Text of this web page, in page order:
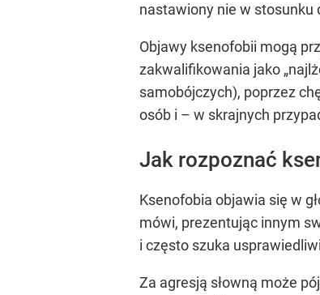
nastawiony nie w stosunku
Objawy ksenofobii mogą
zakwalifikowania jako
samobójczych), poprzez
osób i – w skrajnych
Jak rozpoznać
Ksenofobia objawia się w
mówi, prezentując innym
i często szuka
Za agresją słowną może